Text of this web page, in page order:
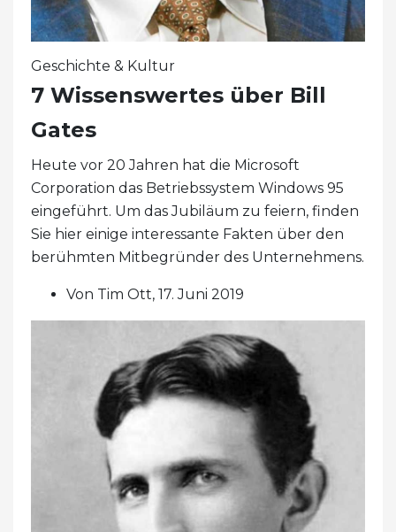
Geschichte & Kultur
7 Wissenswertes über Bill
Gates
Heute vor 20 Jahren hat die Microsoft
Corporation das Betriebssystem Windows 95
eingeführt. Um das Jubiläum zu feiern, finden
Sie hier einige interessante Fakten über den
berühmten Mitbegründer des Unternehmens.
Von Tim Ott, 17. Juni 2019